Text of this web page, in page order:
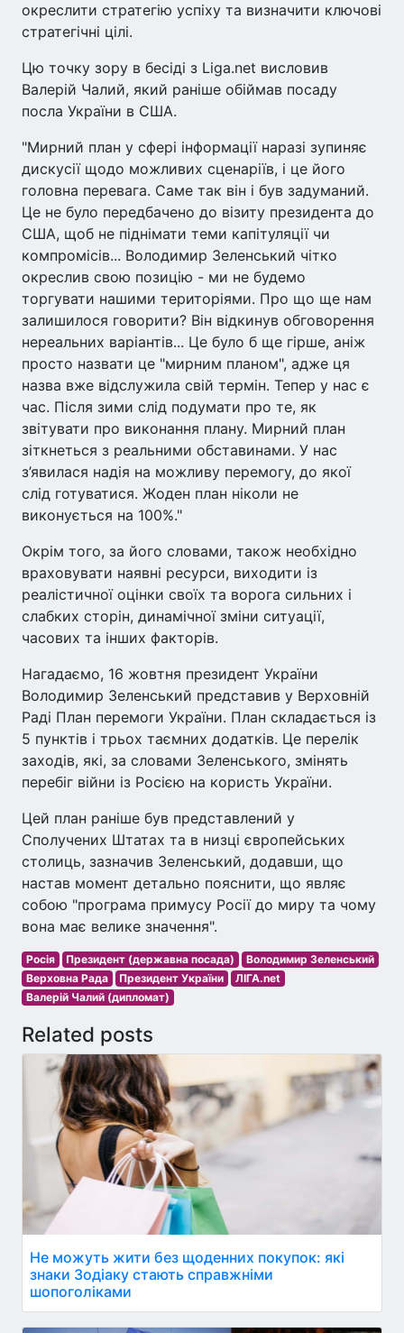
окреслити стратегію успіху та визначити ключові
стратегічні цілі.
Цю точку зору в бесіді з Liga.net висловив
Валерій Чалий, який раніше обіймав посаду
посла України в США.
"Мирний план у сфері інформації наразі зупиняє
дискусії щодо можливих сценаріїв, і це його
головна перевага. Саме так він і був задуманий.
Це не було передбачено до візиту президента до
США, щоб не піднімати теми капітуляції чи
компромісів... Володимир Зеленський чітко
окреслив свою позицію - ми не будемо
торгувати нашими територіями. Про що ще нам
залишилося говорити? Він відкинув обговорення
нереальних варіантів... Це було б ще гірше, аніж
просто назвати це "мирним планом", адже ця
назва вже відслужила свій термін. Тепер у нас є
час. Після зими слід подумати про те, як
звітувати про виконання плану. Мирний план
зіткнеться з реальними обставинами. У нас
з’явилася надія на можливу перемогу, до якої
слід готуватися. Жоден план ніколи не
виконується на 100%."
Окрім того, за його словами, також необхідно
враховувати наявні ресурси, виходити із
реалістичної оцінки своїх та ворога сильних і
слабких сторін, динамічної зміни ситуації,
часових та інших факторів.
Нагадаємо, 16 жовтня президент України
Володимир Зеленський представив у Верховній
Раді План перемоги України. План складається із
5 пунктів і трьох таємних додатків. Це перелік
заходів, які, за словами Зеленського, змінять
перебіг війни із Росією на користь України.
Цей план раніше був представлений у
Сполучених Штатах та в низці європейських
столиць, зазначив Зеленський, додавши, що
настав момент детально пояснити, що являє
собою "програма примусу Росії до миру та чому
вона має велике значення".
Росія Президент (державна посада)
Володимир Зеленський
Верховна Рада
Президент України
ЛІГА.net
Валерій Чалий (дипломат)
Related posts
Не можуть жити без щоденних покупок: які
знаки Зодіаку стають справжніми
шопоголіками